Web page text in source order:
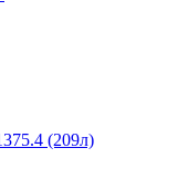
(209л)